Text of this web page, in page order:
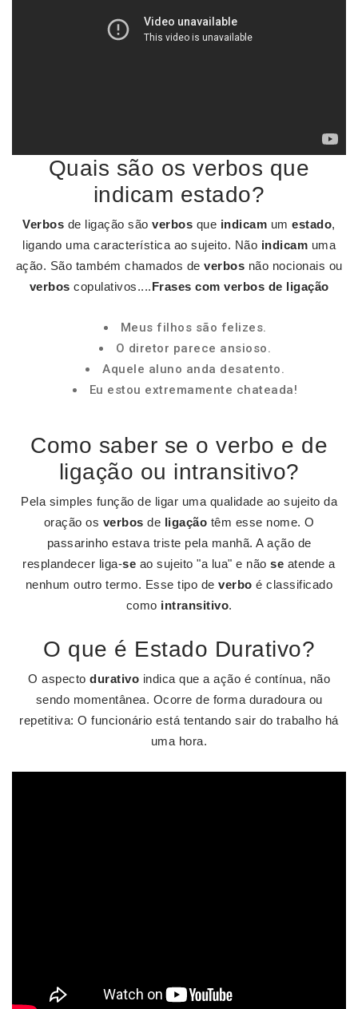
Quais são os verbos que
indicam estado?
Verbos de ligação sãoverbos que indicam umestado,
ligando uma característica ao sujeito. Não indicam uma
ação. São também chamados de verbos não nocionais ou
verbos copulativos....Frases com verbos de ligação
Meus filhos são felizes.
O diretor parece ansioso.
Aquele aluno anda desatento.
Eu estou extremamente chateada!
Como saber se o verbo e de
ligação ou intransitivo?
Pela simples função de ligar uma qualidade ao sujeito da
oração os verbos de ligação têm esse nome. O
passarinho estava triste pela manhã. A ação de
resplandecer liga-se ao sujeito "a lua" e nãose atende a
nenhum outro termo. Esse tipo deverbo é classificado
como intransitivo.
O que é Estado Durativo?
O aspecto durativo indica que a ação é contínua, não
sendo momentânea. Ocorre de forma duradoura ou
repetitiva: O funcionário está tentando sair do trabalho há
uma hora.